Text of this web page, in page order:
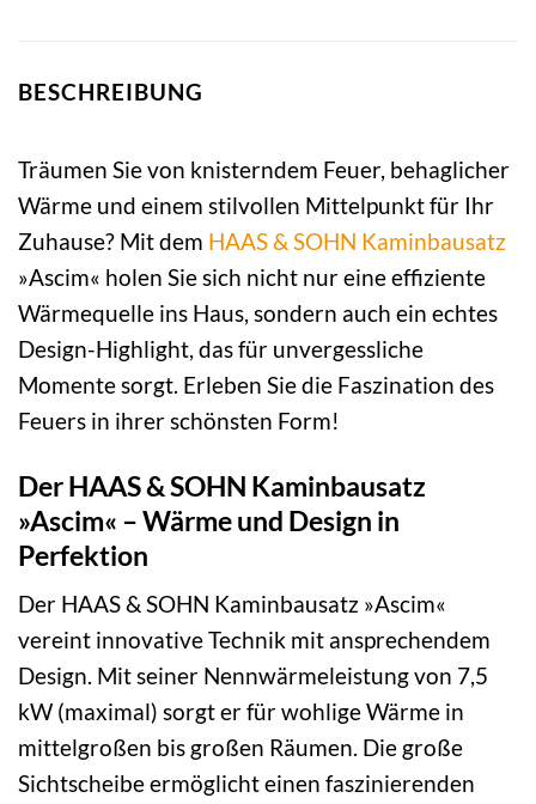
BESCHREIBUNG
Träumen Sie von knisterndem Feuer, behaglicher
Wärme und einem stilvollen Mittelpunkt für Ihr
Zuhause? Mit dem HAAS & SOHN Kaminbausatz
»Ascim« holen Sie sich nicht nur eine effiziente
Wärmequelle ins Haus, sondern auch ein echtes
Design-Highlight, das für unvergessliche
Momente sorgt. Erleben Sie die Faszination des
Feuers in ihrer schönsten Form!
Der HAAS & SOHN Kaminbausatz
»Ascim« – Wärme und Design in
Perfektion
Der HAAS & SOHN Kaminbausatz »Ascim«
vereint innovative Technik mit ansprechendem
Design. Mit seiner Nennwärmeleistung von 7,5
kW (maximal) sorgt er für wohlige Wärme in
mittelgroßen bis großen Räumen. Die große
Sichtscheibe ermöglicht einen faszinierenden